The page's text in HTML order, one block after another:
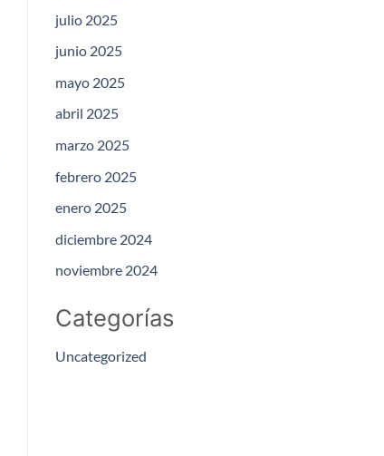
julio 2025
junio 2025
mayo 2025
abril 2025
marzo 2025
febrero 2025
enero 2025
diciembre 2024
noviembre 2024
Categorías
Uncategorized